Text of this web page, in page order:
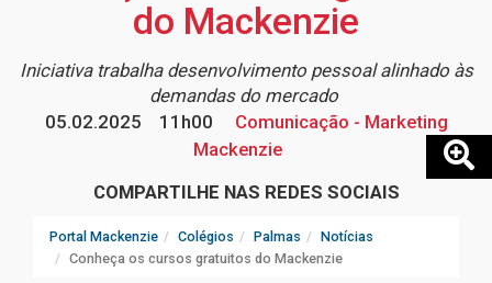
do Mackenzie
Iniciativa trabalha desenvolvimento pessoal alinhado às
demandas do mercado
05.02.2025
11h00
Comunicação - Marketing
Mackenzie
COMPARTILHE NAS REDES SOCIAIS
Portal Mackenzie Colégios Palmas
Notícias
Conheça os cursos gratuitos do Mackenzie